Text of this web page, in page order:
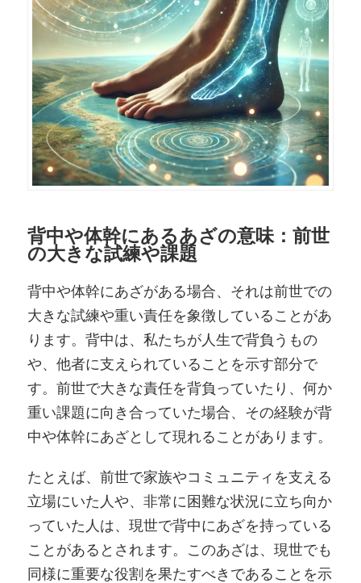
背中や体幹にあるあざの意味：前世
の大きな試練や課題
背中や体幹にあざがある場合、それは前世での
大きな試練や重い責任を象徴していることがあ
ります。背中は、私たちが人生で背負うもの
や、他者に支えられていることを示す部分で
す。前世で大きな責任を背負っていたり、何か
重い課題に向き合っていた場合、その経験が背
中や体幹にあざとして現れることがあります。
たとえば、前世で家族やコミュニティを支える
立場にいた人や、非常に困難な状況に立ち向か
っていた人は、現世で背中にあざを持っている
ことがあるとされます。このあざは、現世でも
同様に重要な役割を果たすべきであることを示